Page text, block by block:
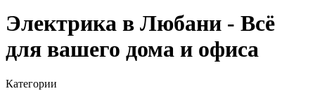
Электрика в Любани - Всё
для вашего дома и офиса
Категории